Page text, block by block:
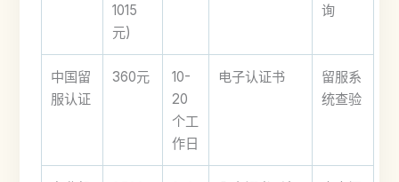
1015
元)
询
中国留
服认证
360元
10-
20
个工
作日
电子认证书
留服系
统查验